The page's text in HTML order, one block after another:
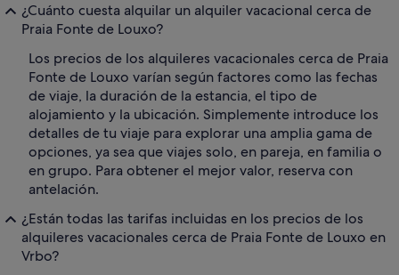
¿Cuánto cuesta alquilar un alquiler vacacional cerca de
Praia Fonte de Louxo?
Los precios de los alquileres vacacionales cerca de Praia
Fonte de Louxo varían según factores como las fechas
de viaje, la duración de la estancia, el tipo de
alojamiento y la ubicación. Simplemente introduce los
detalles de tu viaje para explorar una amplia gama de
opciones, ya sea que viajes solo, en pareja, en familia o
en grupo. Para obtener el mejor valor, reserva con
antelación.
¿Están todas las tarifas incluidas en los precios de los
alquileres vacacionales cerca de Praia Fonte de Louxo en
Vrbo?